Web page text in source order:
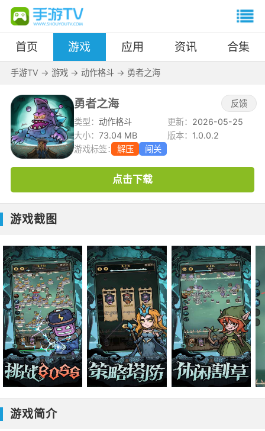
首页 游戏 应用 资讯 合集
手游TV -> 游戏-> 动作格斗-> 勇者之海
勇者之海
反馈
类型：动作格斗 更新： 2026-05-25
大小：73.04 MB 版本： 1.0.0.2
游戏标签：
解压 闯关
点击下载
游戏截图
游戏简介